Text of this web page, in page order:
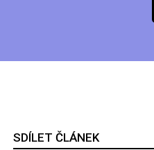
SDÍLET ČLÁNEK